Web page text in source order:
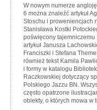
W nowym numerze
6 można znaleźć artykuł
Stoschu i proweniencjach
Stanisława Kostki
poświęcony tajemniczemu
artykuł Janusza
Franciszki i Stefana
również tekst Kamila
i formy w katalogu
Raczkowskiej dotyczący
Polskiego Jazzu BN.
często opatrzone
obiekty, o których mowa w